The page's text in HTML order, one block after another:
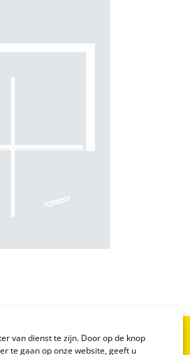
van dienst te zijn. Door op de knop
te gaan op onze website, geeft u